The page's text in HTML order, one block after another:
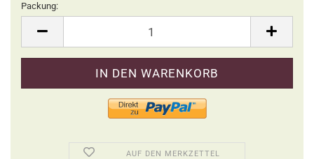
Packung:
AUF DEN MERKZETTEL